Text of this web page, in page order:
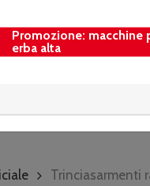
Promozione: macchine
erba alta
Trinciasarmenti